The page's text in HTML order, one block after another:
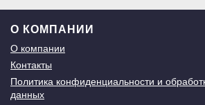
О КОМПАНИИ
О компании
Контакты
Политика конфиденциальности и
данных